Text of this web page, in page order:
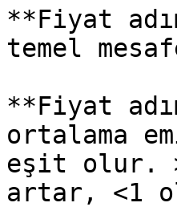
**Fiyat
temel
**Fiyat
ortalama
eşit olur.
artar, <1